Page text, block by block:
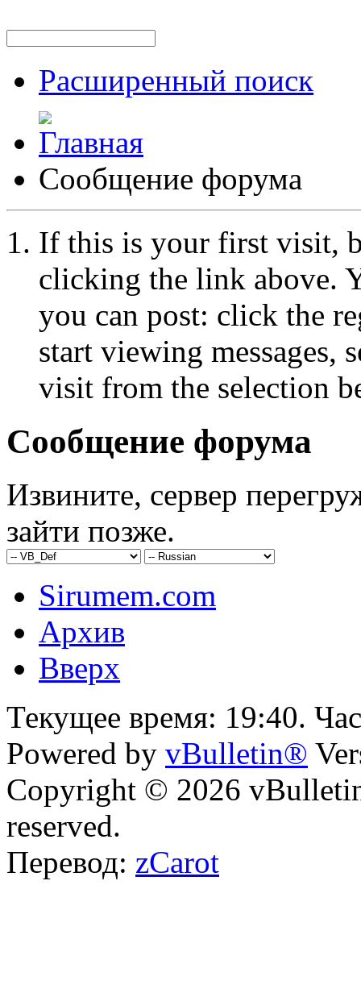
Расширенный поиск
Сообщение форума
If this is your first visit,
clicking the link above.
you can post: click the
start viewing messages,
visit from the selection
Сообщение форума
Извините, сервер
зайти позже.
Sirumem.com
Архив
Вверх
Текущее время: 19:40.
Powered by vBulletin®
Copyright © 2026
reserved.
Перевод: zCarot